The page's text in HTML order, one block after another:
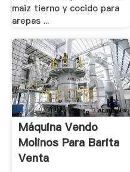
maiz tierno y cocido para
arepas ...
Máquina Vendo
Molinos Para Barita
Venta